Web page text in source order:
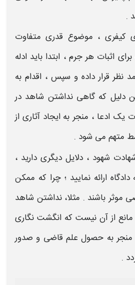
.
کیفری ، موضوع قدری متفاوت
اثبات هر جرم ، ابتدا باید ادله
نظر قرار داده و سپس ، اقدام به
دلیل که گاهینداشتن شاهد در
یک ادعا ، منجر به ایجادآثاری از
متهم می شود .
شهود ، دلایل دیگری دارید ،
دادگاهارائه نمایید ؛ چرا که ممکن
موثر باشند . مثلا،نداشتن شاهد
از آن نیست که انگشت نگاری
منجر به حصول علم قاضی و صدور
.